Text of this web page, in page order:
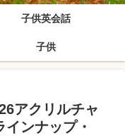
子供英会話
子供
アクリルチャ
ンナップ・